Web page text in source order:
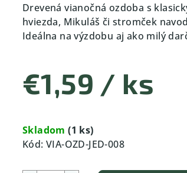
Drevená vianočná ozdoba s
hviezda, Mikuláš či stromček
Ideálna na výzdobu aj ako milý
€1,59 / ks
cena:
Skladom(1 ks)
Kód: VIA-OZD-JED-008